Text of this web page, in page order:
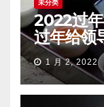
未分类
2022过
过年给领
1 月 2, 2022